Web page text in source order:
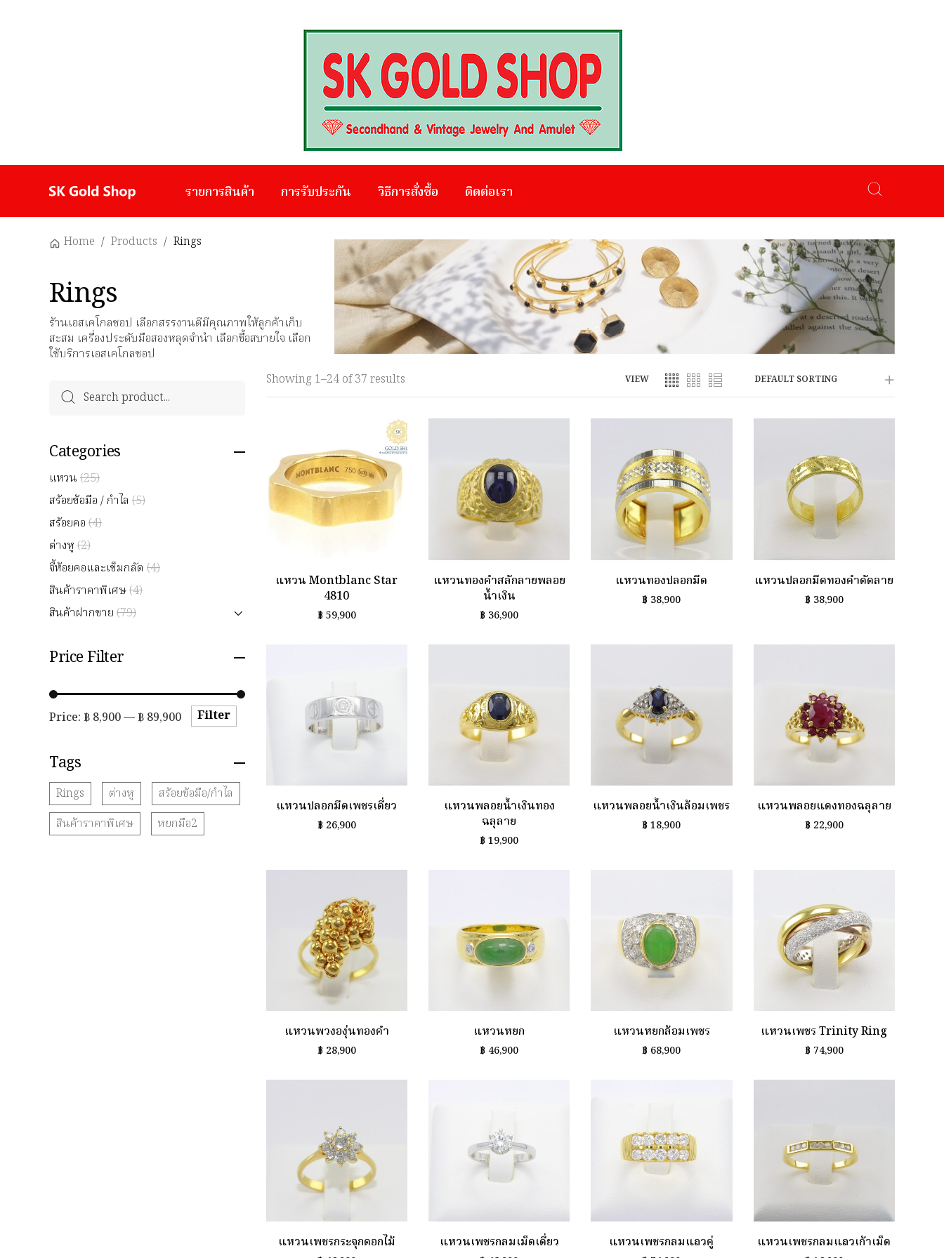
รายการสินค้า การรับประกัน วิธีการสั่งซื้อ ติดต่อเรา
Home / Products / Rings
Rings
ร้านเอสเคโกลชอป เลือกสรรงานดีมีคุณภาพให้ลูกค้าเก็บ
สะสม เครื่องประดับมือสองหลุดจำนำ เลือกซื้อสบายใจ เลือก
ใช้บริการเอสเคโกลชอป
Categories
แหวน(25)
สร้อยข้อมือ / กำไล (5)
สร้อยคอ(4)
ต่างหู(2)
จี้ห้อยคอและเข็มกลัด (4)
สินค้าราคาพิเศษ(4)
สินค้าฝากขาย(79)
Price Filter
Price:฿ 8,900—฿ 89,900 Filter
Tags
Rings ต่างหู
สร้อยข้อมือ/กำไล
สินค้าราคาพิเศษ
หยกมือ2
Showing1–24of 37results VIEW DEFAULT SORTING
แหวน Montblanc Star
4810
฿ 59,900
แหวนทองคำสลักลายพลอย
น้ำเงิน
฿ 36,900
แหวนทองปลอกมีด
฿ 38,900
แหวนปลอกมีดทองคำตัดลาย
฿ 38,900
แหวนปลอกมีดเพชรเดี่ยว
฿ 26,900
แหวนพลอยน้ำเงินทอง
ฉลุลาย
฿ 19,900
แหวนพลอยน้ำเงินล้อมเพชร
฿ 18,900
แหวนพลอยแดงทองฉลุลาย
฿ 22,900
แหวนพวงองุ่นทองคำ
฿ 28,900
แหวนหยก
฿ 46,900
แหวนหยกล้อมเพชร
฿ 68,900
แหวนเพชร Trinity Ring
฿ 74,900
แหวนเพชรกระจุกดอกไม้ แหวนเพชรกลมเม็ดเดี่ยว แหวนเพชรกลมแถวคู่ แหวนเพชรกลมแถวเก้าเม็ด